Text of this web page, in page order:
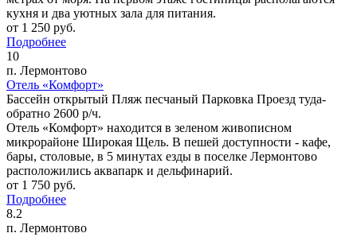
кухня и два уютных зала для питания.
от 1 250 руб.
Подробнее
10
п. Лермонтово
Отель «Комфорт»
Бассейн открытый Пляж песчаный Парковка Проезд туда-
обратно 2600 р/ч.
Отель «Комфорт» находится в зеленом живописном
микрорайоне Широкая Щель. В пешей доступности - кафе,
бары, столовые, в 5 минутах езды в поселке Лермонтово
расположились аквапарк и дельфинарий.
от 1 750 руб.
Подробнее
8.2
п. Лермонтово